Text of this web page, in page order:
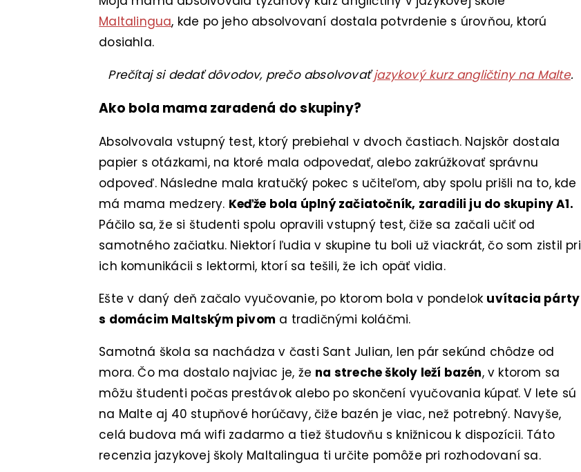
Maltalingua, kde po jeho absolvovaní dostala potvrdenie s úrovňou, ktorú
dosiahla.
Prečítaj si dedať dôvodov, prečo absolvovaťjazykový kurz angličtiny na Malte.
Ako bola mama zaradená do skupiny?
Absolvovala vstupný test, ktorý prebiehal v dvoch častiach. Najskôr dostala
papier s otázkami, na ktoré mala odpovedať, alebo zakrúžkovať správnu
odpoveď. Následne mala kratučký pokec s učiteľom, aby spolu prišli na to, kde
má mama medzery. Keďže bola úplný začiatočník, zaradili ju do skupiny A1.
Páčilo sa, že si študenti spolu opravili vstupný test, čiže sa začali učiť od
samotného začiatku. Niektorí ľudia v skupine tu boli už viackrát, čo som zistil pri
ich komunikácii s lektormi, ktorí sa tešili, že ich opäť vidia.
Ešte v daný deň začalo vyučovanie, po ktorom bola v pondelok uvítacia párty
s domácim Maltským pivom a tradičnými koláčmi.
Samotná škola sa nachádza v časti Sant Julian, len pár sekúnd chôdze od
mora. Čo ma dostalo najviac je, že na streche školy leží bazén, v ktorom sa
môžu študenti počas prestávok alebo po skončení vyučovania kúpať. V lete sú
na Malte aj 40 stupňové horúčavy, čiže bazén je viac, než potrebný. Navyše,
celá budova má wifi zadarmo a tiež študovňu s knižnicou k dispozícii. Táto
recenzia jazykovej školy Maltalingua ti určite pomôže pri rozhodovaní sa.